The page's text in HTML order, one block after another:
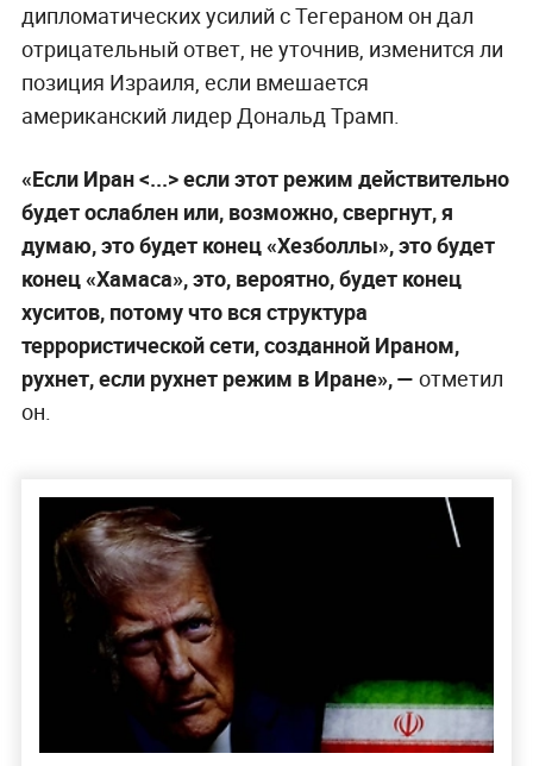
дипломатических усилий с Тегераном он дал
отрицательный ответ, не уточнив, изменится ли
позиция Израиля, если вмешается
американский лидер Дональд Трамп.
«Если Иран <...> если этот режим действительно
будет ослаблен или, возможно, свергнут, я
думаю, это будет конец «Хезболлы», это будет
конец «Хамаса», это, вероятно, будет конец
хуситов, потому что вся структура
террористической сети, созданной Ираном,
рухнет, если рухнет режим в Иране», — отметил
он.